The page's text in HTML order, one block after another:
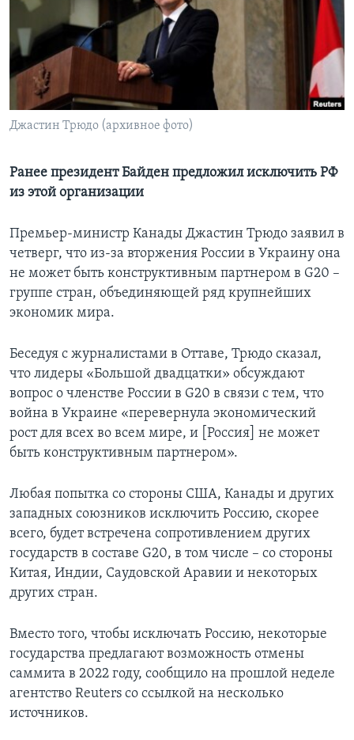
Learning English
СОЦИАЛЬНЫЕ СЕТИ
Джастин Трюдо (архивное фото)
Ранее президент Байден предложил исключить РФ
из этой организации
Премьер-министр Канады Джастин Трюдо заявил в
четверг, что из-за вторжения России в Украину она
не может быть конструктивным партнером в G20 –
группе стран, объединяющей ряд крупнейших
экономик мира.
Беседуя с журналистами в Оттаве, Трюдо сказал,
что лидеры «Большой двадцатки» обсуждают
вопрос о членстве России в G20 в связи с тем, что
война в Украине «перевернула экономический
рост для всех во всем мире, и [Россия] не может
быть конструктивным партнером».
Любая попытка со стороны США, Канады и других
западных союзников исключить Россию, скорее
всего, будет встречена сопротивлением других
государств в составе G20, в том числе – со стороны
Китая, Индии, Саудовской Аравии и некоторых
других стран.
Вместо того, чтобы исключать Россию, некоторые
государства предлагают возможность отмены
саммита в 2022 году, сообщило на прошлой неделе
агентство Reuters со ссылкой на несколько
источников.